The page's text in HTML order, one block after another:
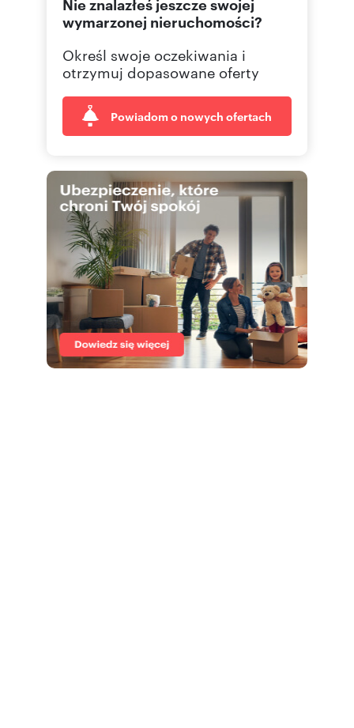
692955 Pokaż telefon
wymarzonej nieruchomości?
Określ swoje oczekiwania i
otrzymuj dopasowane oferty
Powiadom o nowych ofertach